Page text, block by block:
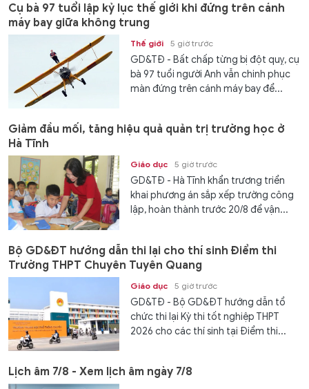
Cụ bà 97 tuổi lập kỷ lục thế giới khi đứng trên cánh
máy bay giữa không trung
Thế giới 5 giờ trước
GD&TĐ - Bất chấp từng bị đột quỵ, cụ
bà 97 tuổi người Anh vẫn chinh phục
màn đứng trên cánh máy bay để...
Giảm đầu mối, tăng hiệu quả quản trị trường học ở
Hà Tĩnh
Giáo dục 5 giờ trước
GD&TĐ - Hà Tĩnh khẩn trương triển
khai phương án sắp xếp trường công
lập, hoàn thành trước 20/8 để vận...
Bộ GD&ĐT hướng dẫn thi lại cho thí sinh Điểm thi
Trường THPT Chuyên Tuyên Quang
Giáo dục 5 giờ trước
GD&TĐ - Bộ GD&ĐT hướng dẫn tổ
chức thi lại Kỳ thi tốt nghiệp THPT
2026 cho các thí sinh tại Điểm thi...
Lịch âm 7/8 - Xem lịch âm ngày 7/8